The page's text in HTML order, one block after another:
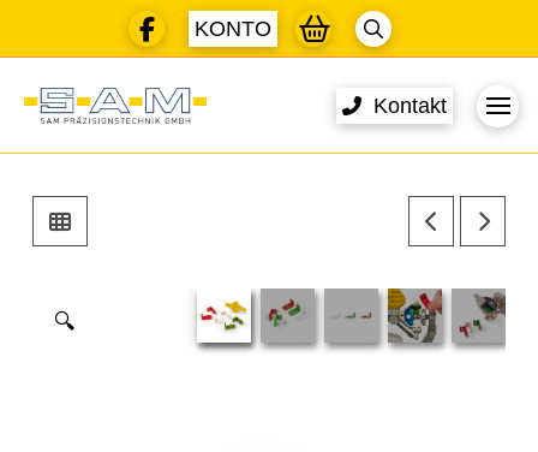
KONTO
Kontakt
🔍